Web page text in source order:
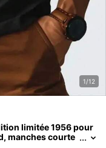
1/12
limitée 1956 pour
manches courte